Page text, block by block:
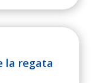
la regata